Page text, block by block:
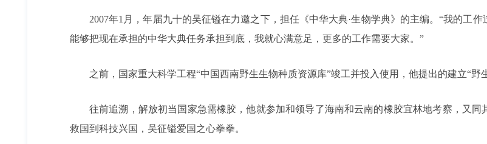
2007年1月，年届九十的吴征镒在力邀之下，担任《中华大典·生物学典》的主编。“我的工
能够把现在承担的中华大典任务承担到底，我就心满意足，更多的工作需要大家。”
之前，国家重大科学工程“中国西南野生生物种质资源库”竣工并投入使用，他提出的建立“野
往前追溯，解放初当国家急需橡胶，他就参加和领导了海南和云南的橡胶宜林地考察，又
救国到科技兴国，吴征镒爱国之心拳拳。